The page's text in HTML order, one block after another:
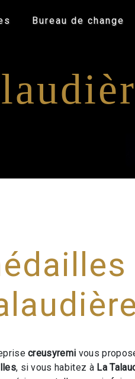
Bureau de change
creusyremi vous
, si vous habitez à La